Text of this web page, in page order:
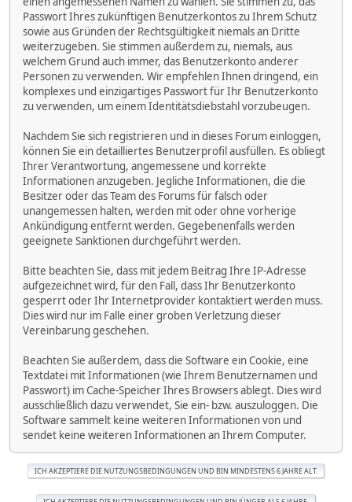
Passwort Ihres zukünftigen Benutzerkontos zu Ihrem Schutz
sowie aus Gründen der Rechtsgültigkeit niemals an Dritte
weiterzugeben. Sie stimmen außerdem zu, niemals, aus
welchem Grund auch immer, das Benutzerkonto anderer
Personen zu verwenden. Wir empfehlen Ihnen dringend, ein
komplexes und einzigartiges Passwort für Ihr Benutzerkonto
zu verwenden, um einem Identitätsdiebstahl vorzubeugen.
Nachdem Sie sich registrieren und in dieses Forum einloggen,
können Sie ein detailliertes Benutzerprofil ausfüllen. Es obliegt
Ihrer Verantwortung, angemessene und korrekte
Informationen anzugeben. Jegliche Informationen, die die
Besitzer oder das Team des Forums für falsch oder
unangemessen halten, werden mit oder ohne vorherige
Ankündigung entfernt werden. Gegebenenfalls werden
geeignete Sanktionen durchgeführt werden.
Bitte beachten Sie, dass mit jedem Beitrag Ihre IP-Adresse
aufgezeichnet wird, für den Fall, dass Ihr Benutzerkonto
gesperrt oder Ihr Internetprovider kontaktiert werden muss.
Dies wird nur im Falle einer groben Verletzung dieser
Vereinbarung geschehen.
Beachten Sie außerdem, dass die Software ein Cookie, eine
Textdatei mit Informationen (wie Ihrem Benutzernamen und
Passwort) im Cache-Speicher Ihres Browsers ablegt. Dies wird
ausschließlich dazu verwendet, Sie ein- bzw. auszuloggen. Die
Software sammelt keine weiteren Informationen von und
sendet keine weiteren Informationen an Ihrem Computer.